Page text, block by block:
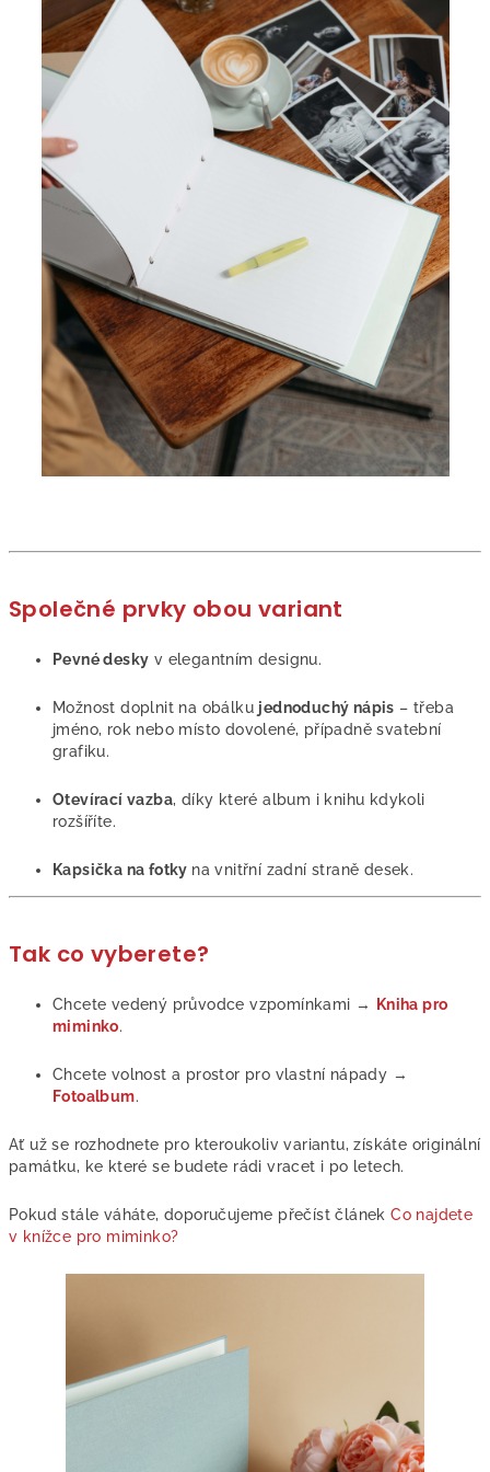
Společné prvky obou variant
Pevné desky v elegantním designu.
Možnost doplnit na obálku jednoduchý nápis – třeba
jméno, rok nebo místo dovolené, případně svatební
grafiku.
Otevírací vazba, díky které album i knihu kdykoli
rozšíříte.
Kapsička na fotky na vnitřní zadní straně desek.
Tak co vyberete?
Chcete vedený průvodce vzpomínkami →
Kniha pro
miminko.
Chcete volnost a prostor pro vlastní nápady →
Fotoalbum.
Ať už se rozhodnete pro kteroukoliv variantu, získáte originální
památku, ke které se budete rádi vracet i po letech.
Pokud stále váháte, doporučujeme přečíst článekCo najdete
v knížce pro miminko?